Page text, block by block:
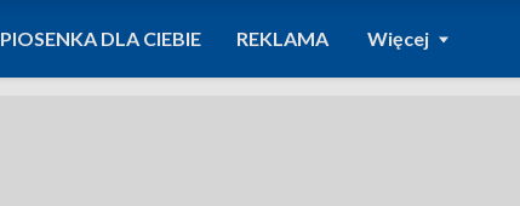
PIOSENKA DLA CIEBIE REKLAMA Więcej